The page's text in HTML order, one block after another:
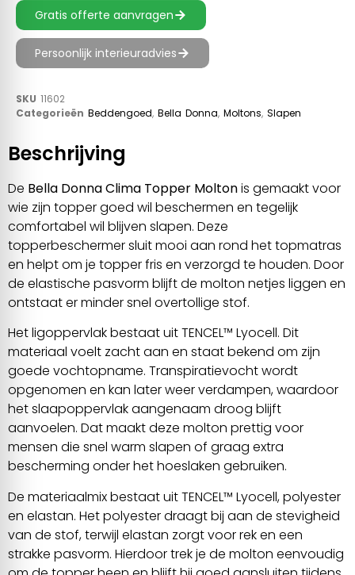
Gratis offerte aanvragen
Persoonlijk interieuradvies
SKU 11602
Categorieën Beddengoed, Bella Donna, Moltons, Slapen
Beschrijving
De Bella Donna Clima Topper Moltonis gemaakt voor
wie zijn topper goed wil beschermen en tegelijk
comfortabel wil blijven slapen. Deze
topperbeschermer sluit mooi aan rond het topmatras
en helpt om je topper fris en verzorgd te houden. Door
de elastische pasvorm blijft de molton netjes liggen en
ontstaat er minder snel overtollige stof.
Het ligoppervlak bestaat uit TENCEL™ Lyocell. Dit
materiaal voelt zacht aan en staat bekend om zijn
goede vochtopname. Transpiratievocht wordt
opgenomen en kan later weer verdampen, waardoor
het slaapoppervlak aangenaam droog blijft
aanvoelen. Dat maakt deze molton prettig voor
mensen die snel warm slapen of graag extra
bescherming onder het hoeslaken gebruiken.
De materiaalmix bestaat uit TENCEL™ Lyocell, polyester
en elastan. Het polyester draagt bij aan de stevigheid
van de stof, terwijl elastan zorgt voor rek en een
strakke pasvorm. Hierdoor trek je de molton eenvoudig